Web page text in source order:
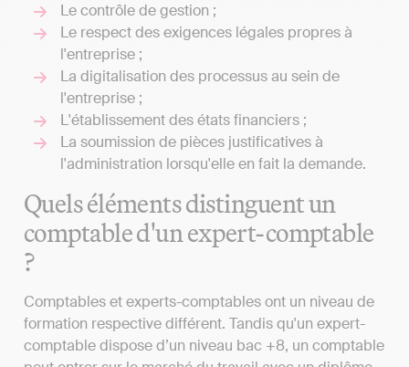
Le contrôle de gestion ;
Le respect des exigences légales propres à
l'entreprise ;
La digitalisation des processus au sein de
l'entreprise ;
L'établissement des états financiers ;
La soumission de pièces justificatives à
l'administration lorsqu'elle en fait la demande.
Quels éléments distinguent un
comptable d'un expert-comptable
?
Comptables et experts-comptables ont un niveau de
formation respective différent. Tandis qu'un expert-
comptable dispose d’un niveau bac +8, un comptable